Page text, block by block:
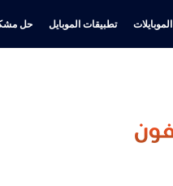
تطبيقات الموبايل حل